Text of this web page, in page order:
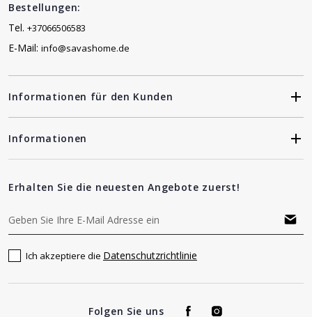
Bestellungen:
Tel. +37066506583
E-Mail: info@savashome.de
Informationen für den Kunden
Informationen
Erhalten Sie die neuesten Angebote zuerst!
Ich akzeptiere die Datenschutzrichtlinie
Folgen Sie uns